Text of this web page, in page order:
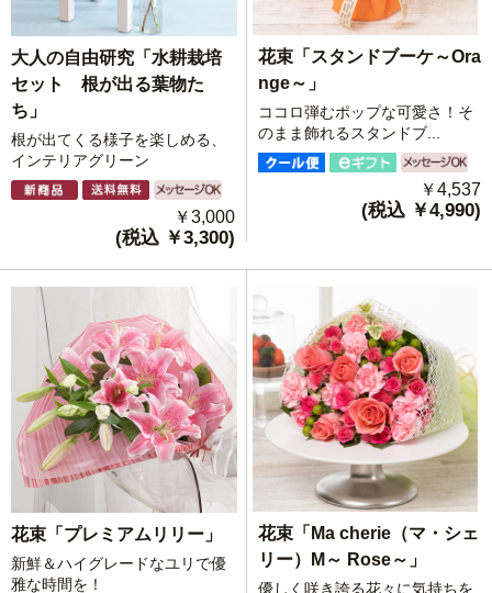
大人の自由研究「水耕栽培
セット 根が出る葉物た
ち」
根が出てくる様子を楽しめる、
インテリアグリーン
￥3,000
(税込 ￥3,300)
花束「スタンドブーケ～Ora
nge～」
ココロ弾むポップな可愛さ！そ
のまま飾れるスタンドブ...
￥4,537
(税込 ￥4,990)
花束「プレミアムリリー」
新鮮＆ハイグレードなユリで優
雅な時間を！
花束「Ma cherie（マ・シェ
リー）M～ Rose～」
優しく咲き誇る花々に気持ちを